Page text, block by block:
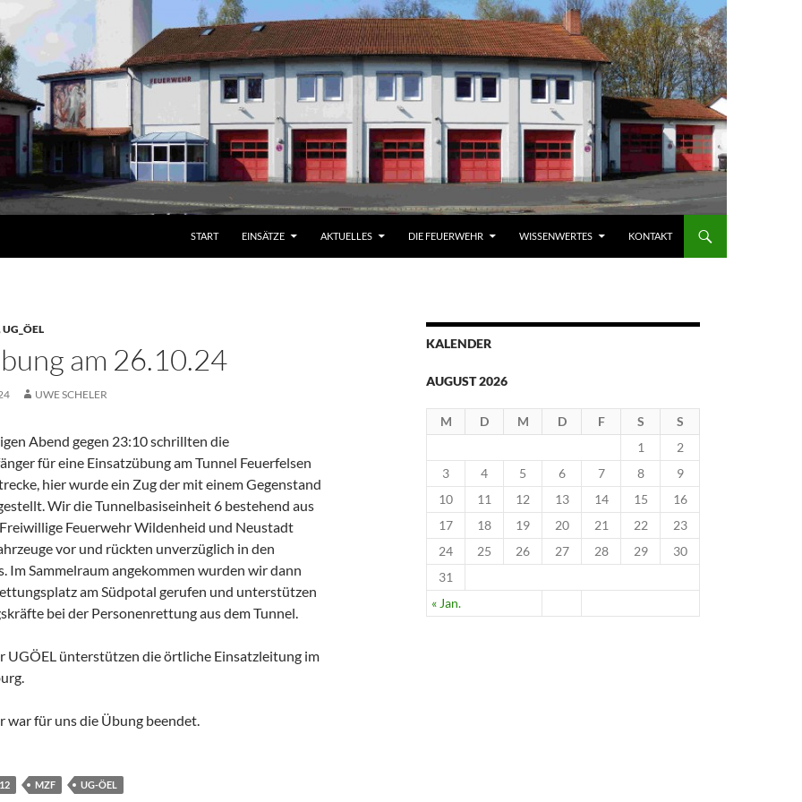
START EINSÄTZE AKTUELLES DIE FEUERWEHR WISSENWERTES KONTAKT
UG_ÖEL
am 26.10.24
UWE SCHELER
Abend gegen 23:10 schrillten die
für eine Einsatzübung am Tunnel Feuerfelsen
hier wurde ein Zug der mit einem Gegenstand
Wir die Tunnelbasiseinheit 6 bestehend aus
Feuerwehr Wildenheid und Neustadt
vor und rückten unverzüglich in den
Im Sammelraum angekommen wurden wir dann
am Südpotal gerufen und unterstützen
bei der Personenrettung aus dem Tunnel.
UGÖEL ünterstützen die örtliche Einsatzleitung im
war für uns die Übung beendet.
MZF UG-ÖEL
KALENDER
AUGUST 2026
M D M D F S S
« Jan.
1
2
3
4 5 6 7 8
9
10
11 12 13 14 15
16
17
18 19 20 21 22
23
24
25 26 27 28 29
30
31